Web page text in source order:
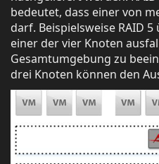
bedeutet, dass einer von
darf. Beispielsweise RAID
einer der vier Knoten
Gesamtumgebung zu
drei Knoten können den